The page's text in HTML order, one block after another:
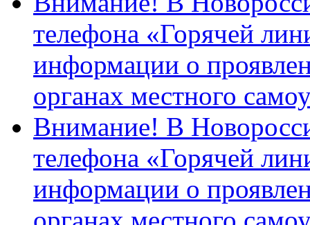
телефона «Горячей
информации о
органах местного
Внимание! В
телефона «Горячей
информации о